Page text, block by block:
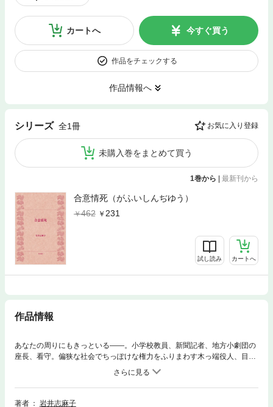
カートへ 今すぐ買う
作品をチェックする
作品情報へ
シリーズ 全1冊 お気に入り登録
未購入巻をまとめて買う
1巻から | 最新刊から
合意情死（がふいしんぢゆう）
462
231
試し読み カートへ
作品情報
あなたの周りにもきっといる――。小学校教員、新聞記者、地方小劇団の
座長、看守。偏狭な社会でちっぽけな権力をふりまわす木っ端役人、目立
たないくせにどこか鬱陶しい地味女、誠実に見えて肝心なところで無神経
な好青年……。思惑と欲望がうずまく小市民たちの葛藤を、ユーモアと恐
怖のなかに浮き彫りにした、名手による傑作短篇集。「華美粉飾」「合意
情死」「自動幻画」「巡行線路」「有情答語」を収録。
著者
岩井志麻子